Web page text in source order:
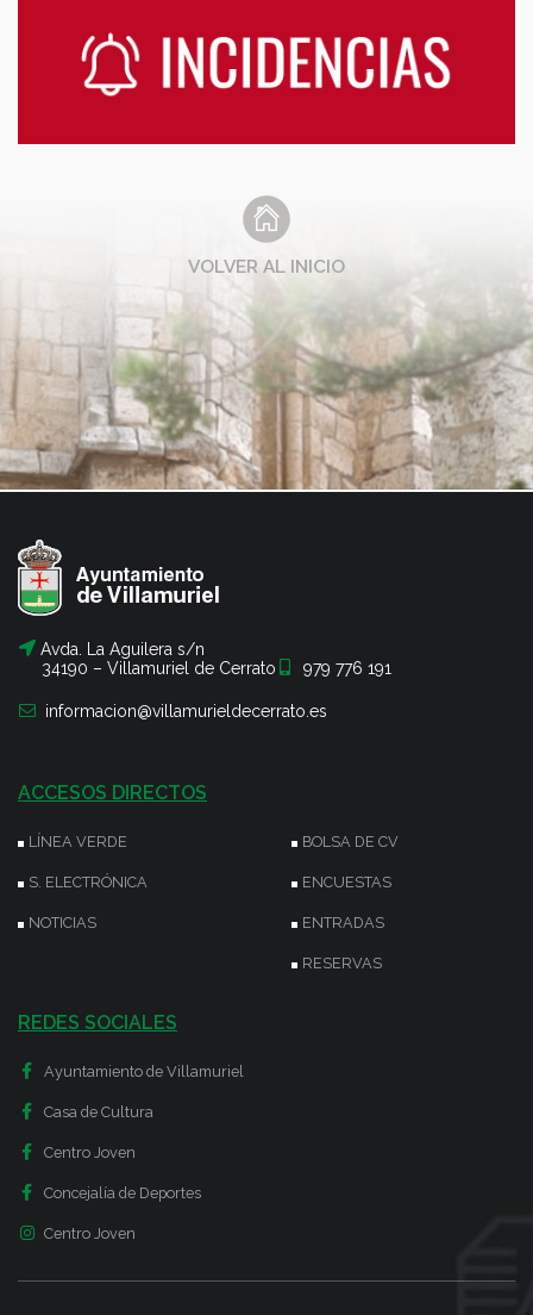
VOLVER AL INICIO
Avda. La Aguilera s/n
34190 – Villamuriel de Cerrato
979 776 191
informacion@villamurieldecerrato.es
ACCESOS DIRECTOS
LÍNEA VERDE
S. ELECTRÓNICA
NOTICIAS
BOLSA DE CV
ENCUESTAS
ENTRADAS
RESERVAS
REDES SOCIALES
Ayuntamiento de Villamuriel
Casa de Cultura
Centro Joven
Concejalía de Deportes
Centro Joven